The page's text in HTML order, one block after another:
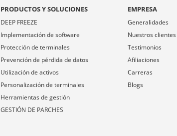
PRODUCTOS Y SOLUCIONES
DEEP FREEZE
Implementación de software
Protección de terminales
Prevención de pérdida de datos
Utilización de activos
Personalización de terminales
Herramientas de gestión
GESTIÓN DE PARCHES
EMPRESA
Generalidades
Nuestros clientes
Testimonios
Afiliaciones
Carreras
Blogs